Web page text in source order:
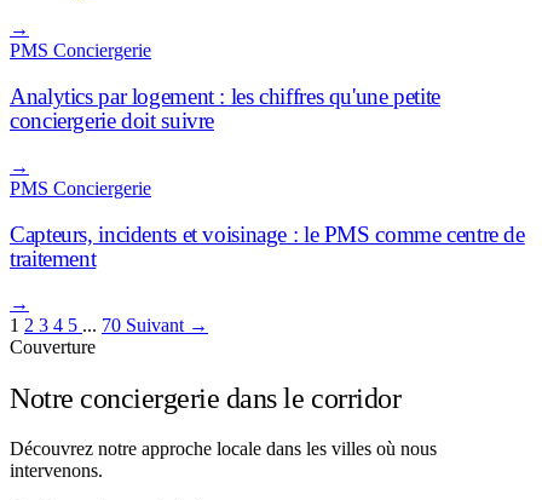
→
PMS Conciergerie
Analytics par logement : les chiffres qu'une petite
conciergerie doit suivre
→
PMS Conciergerie
Capteurs, incidents et voisinage : le PMS comme centre de
traitement
→
1 2 3 4 5 ... 70 Suivant →
Couverture
Notre conciergerie dans le corridor
Découvrez notre approche locale dans les villes où nous
intervenons.